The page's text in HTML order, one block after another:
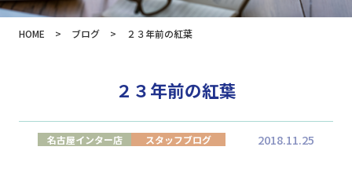
HOME > ブログ > ２３年前の紅葉
２３年前の紅葉
名古屋インター店 スタッフブログ 2018.11.25